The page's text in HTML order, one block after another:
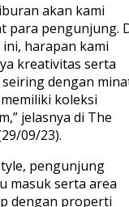
akan kami
para pengunjung.
harapan kami
kreativitas serta
dengan
koleksi
jelasnya di The
09/23).
pengunjung
masuk serta area
dengan properti